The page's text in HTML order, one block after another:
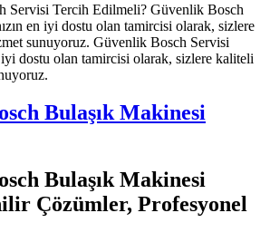
Servisi Tercih Edilmeli? Güvenlik Bosch
en iyi dostu olan tamircisi olarak, sizlere
sunuyoruz. Güvenlik Bosch Servisi
iyi dostu olan tamircisi olarak, sizlere kaliteli
Bulaşık Makinesi
Bulaşık Makinesi
Çözümler, Profesyonel